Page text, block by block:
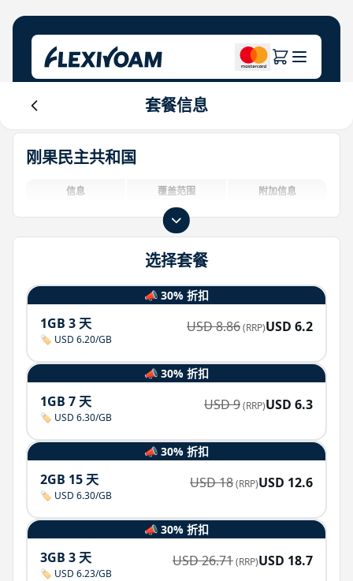
投资者中心
物联网解决方案
帮助中心
品牌专区
Login
套餐信息
刚果民主共和国
信息 覆盖范围 附加信息
选择套餐
📣 30% 折扣
1GB 3 天
🏷️ USD 6.20/GB
USD8.86(RRP)USD 6.2
📣 30% 折扣
1GB 7 天
🏷️ USD 6.30/GB
USD9(RRP)USD 6.3
📣 30% 折扣
2GB 15 天
🏷️ USD 6.30/GB
USD18(RRP)USD 12.6
📣 30% 折扣
3GB 3 天
🏷️ USD 6.23/GB
USD26.71(RRP)USD 18.7